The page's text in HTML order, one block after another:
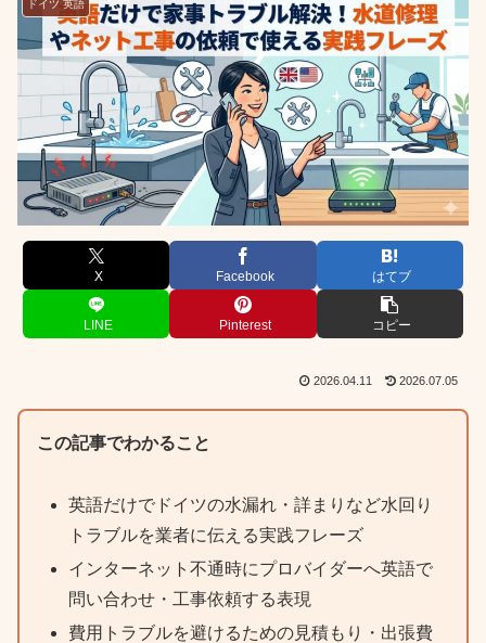
ドイツ 英語
X Facebook はてブ
LINE Pinterest コピー
2026.04.11 2026.07.05
この記事でわかること
英語だけでドイツの水漏れ・詳まりなど水回り
トラブルを業者に伝える実践フレーズ
インターネット不通時にプロバイダーへ英語で
問い合わせ・工事依頼する表現
費用トラブルを避けるための見積もり・出張費